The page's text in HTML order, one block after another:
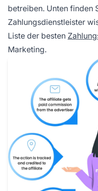
betreiben. Unten finden
Zahlungsdienstleister
Liste der besten
Marketing.